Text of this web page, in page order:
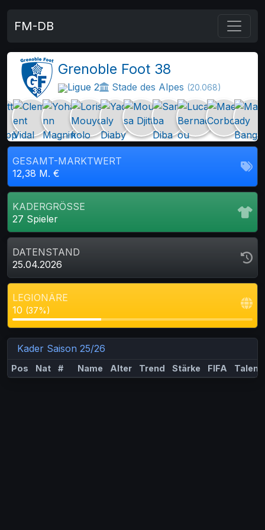
FM-DB
Grenoble Foot 38
Ligue 2 Stade des Alpes (20.068)
GESAMT-MARKTWERT
12,38 M. €
KADERGRÖSSE
27 Spieler
DATENSTAND
25.04.2026
LEGIONÄRE
10 (37%)
Kader Saison 25/26
Pos Nat # Name Alter Trend Stärke FIFA Talent